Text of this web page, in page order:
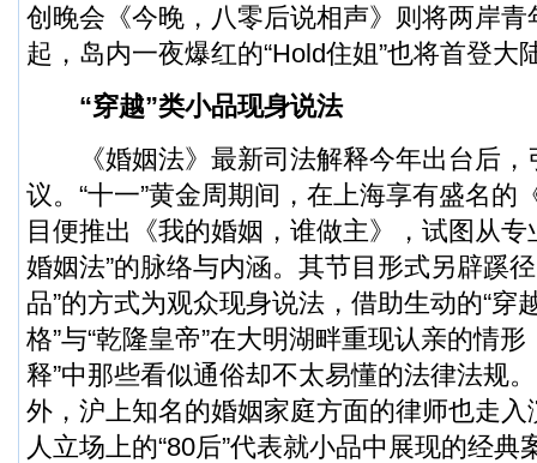
创晚会《今晚，八零后说相声》则将两岸
起，岛内一夜爆红的“Hold住姐”也将首登大
“穿越”类小品现身说法
《婚姻法》最新司法解释今年出台后，
议。“十一”黄金周期间，在上海享有盛名的
目便推出《我的婚姻，谁做主》，试图从专
婚姻法”的脉络与内涵。其节目形式另辟蹊
品”的方式为观众现身说法，借助生动的“穿
格”与“乾隆皇帝”在大明湖畔重现认亲的情
释”中那些看似通俗却不太易懂的法律法规
外，沪上知名的婚姻家庭方面的律师也走
人立场上的“80后”代表就小品中展现的经典